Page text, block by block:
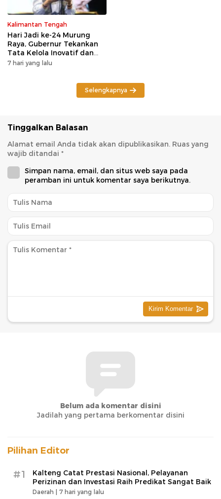
Kalimantan Tengah
Hari Jadi ke-24 Murung
Raya, Gubernur Tekankan
Tata Kelola Inovatif dan
Kesiapsiagaan Karhutla
7 hari yang lalu
Selengkapnya
Tinggalkan Balasan
Alamat email Anda tidak akan dipublikasikan. Ruas yang
wajib ditandai *
Simpan nama, email, dan situs web saya pada
peramban ini untuk komentar saya berikutnya.
Belum ada komentar disini
Jadilah yang pertama berkomentar disini
Pilihan Editor
#1
Kalteng Catat Prestasi Nasional, Pelayanan
Perizinan dan Investasi Raih Predikat Sangat Baik
Daerah | 7 hari yang lalu